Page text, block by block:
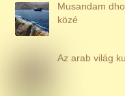
Musandam
közé
Az arab világ